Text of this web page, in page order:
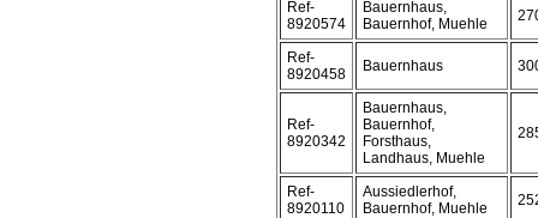
Ref-
8920574
Bauernhaus,
Bauernhof, Muehle
Ref-
8920458
Bauernhaus
Ref-
8920342
Bauernhaus,
Bauernhof,
Forsthaus,
Landhaus, Muehle
Ref-
8920110
Aussiedlerhof,
Bauernhof, Muehle